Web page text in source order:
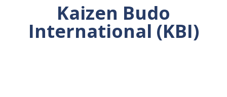
Kaizen Budo
International (KBI)